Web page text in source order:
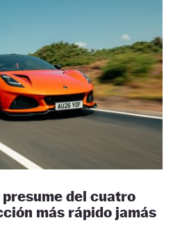
presume del cuatro
más rápido jamás